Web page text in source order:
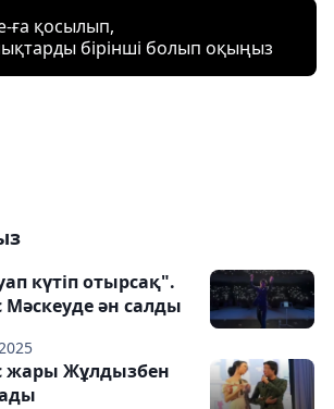
ға қосылып,
бірінші болып оқыңыз
күтіп отырсақ".
Мәскеуде ән салды
жары Жұлдызбен